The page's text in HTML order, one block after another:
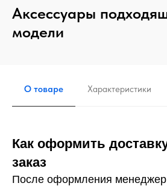
Аксессуары
модели
О товаре Характеристики
Как оформить
заказ
После оформления менеджер